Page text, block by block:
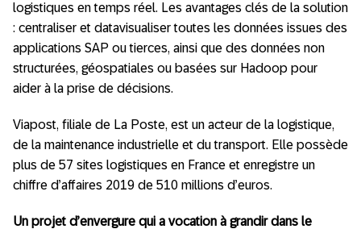
logistiques en temps réel. Les avantages clés de la solution
: centraliser et datavisualiser toutes les données issues des
applications SAP ou tierces, ainsi que des données non
structurées, géospatiales ou basées sur Hadoop pour
aider à la prise de décisions.
Viapost, filiale de La Poste, est un acteur de la logistique,
de la maintenance industrielle et du transport. Elle possède
plus de 57 sites logistiques en France et enregistre un
chiffre d’affaires 2019 de 510 millions d’euros.
Un projet d’envergure qui a vocation à grandir dans le